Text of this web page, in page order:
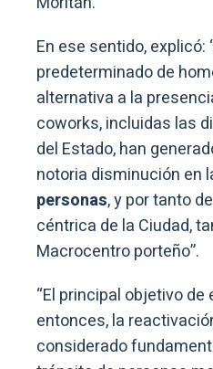
En ese sentido, explicó:
predeterminado de
alternativa a la
coworks, incluidas las
del Estado, han
notoria disminución en
personas, y por tanto
céntrica de la Ciudad,
Macrocentro porteño”.
“El principal objetivo
entonces, la
considerado